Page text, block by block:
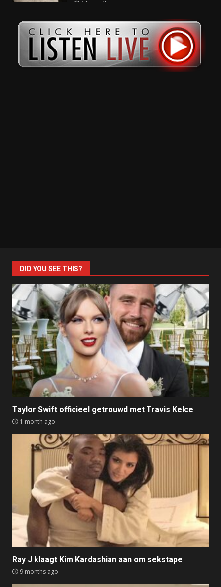
11 months ago
DID YOU SEE THIS?
Taylor Swift officieel getrouwd met Travis Kelce
1 month ago
Ray J klaagt Kim Kardashian aan om sekstape
9 months ago